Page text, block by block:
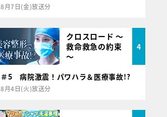
8月7日(金)放送分
クロスロード ～
救命救急の約束
～
4
＃5 病院激震！パワハラ＆医療事故!?
8月4日(火)放送分